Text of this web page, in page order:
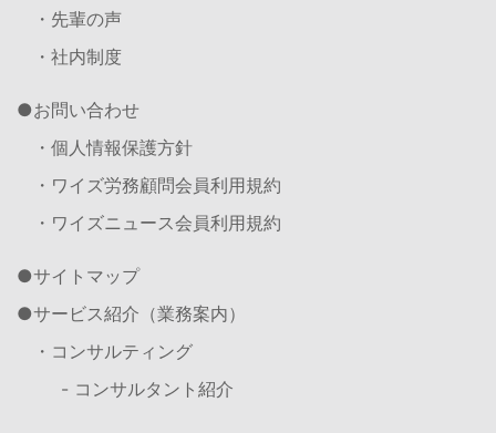
・先輩の声
・社内制度
お問い合わせ
・個人情報保護方針
・ワイズ労務顧問会員利用規約
・ワイズニュース会員利用規約
サイトマップ
サービス紹介（業務案内）
・コンサルティング
- コンサルタント紹介